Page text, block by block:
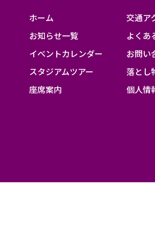
ホーム
お知らせ一覧
イベントカレンダー
スタジアムツアー
座席案内
交通ア
よくあ
お問い
落とし
個人情